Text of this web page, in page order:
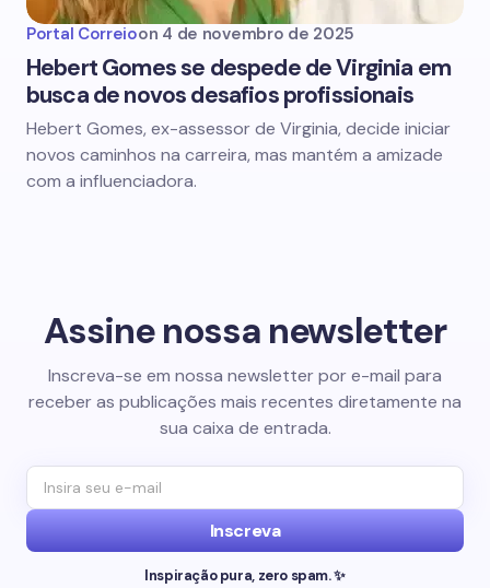
Portal Correioon 4 de novembro de 2025
Hebert Gomes se despede de Virginia em
busca de novos desafios profissionais
Hebert Gomes, ex-assessor de Virginia, decide iniciar
novos caminhos na carreira, mas mantém a amizade
com a influenciadora.
Assine nossa newsletter
Inscreva-se em nossa newsletter por e-mail para
receber as publicações mais recentes diretamente na
sua caixa de entrada.
Inscreva
Inspiração pura, zero spam. ✨